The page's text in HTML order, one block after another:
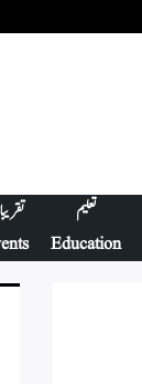
تعلیم
Education